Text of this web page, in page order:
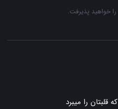
را خواهید پذیرفت.